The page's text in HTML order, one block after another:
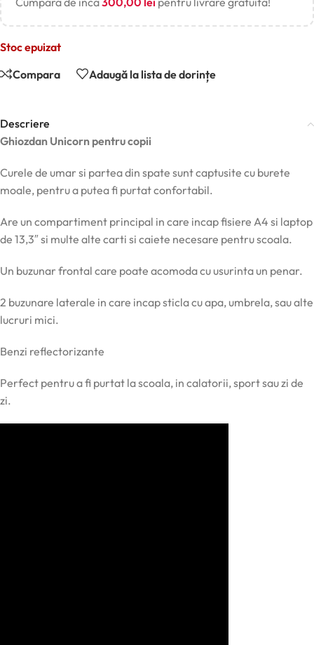
Stoc epuizat
Compara
Adaugă la lista de dorințe
Descriere
Ghiozdan Unicorn pentru copii
Curele de umar si partea din spate sunt captusite cu burete
moale, pentru a putea fi purtat confortabil.
Are un compartiment principal in care incap fisiere A4 si laptop
de 13,3″ si multe alte carti si caiete necesare pentru scoala.
Un buzunar frontal care poate acomoda cu usurinta un penar.
2 buzunare laterale in care incap sticla cu apa, umbrela, sau alte
lucruri mici.
Benzi reflectorizante
Perfect pentru a fi purtat la scoala, in calatorii, sport sau zi de
zi.